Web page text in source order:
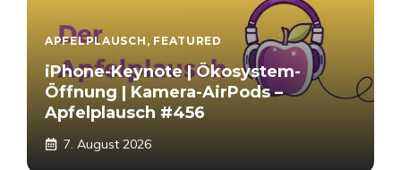
APFELPLAUSCH , FEATURED
iPhone-Keynote | Ökosystem-
Öffnung | Kamera-AirPods –
Apfelplausch #456
7. August 2026